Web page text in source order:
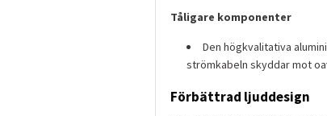
Tåligare komponenter
Den högkvalitativa
strömkabeln skyddar mot
Förbättrad ljuddesign